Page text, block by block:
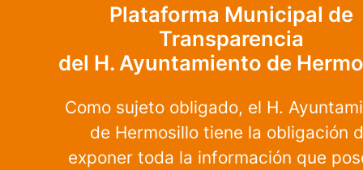
Plataforma Municipal de
Transparencia
del H. Ayuntamiento de
Como sujeto obligado, el H.
de Hermosillo tiene la obligación
exponer toda la información que